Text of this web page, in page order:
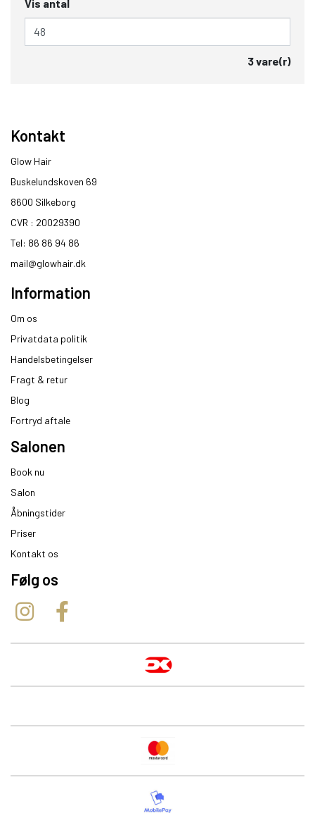
Vis antal
3 vare(r)
Kontakt
Glow Hair
Buskelundskoven 69
8600 Silkeborg​
CVR : 20029390​
Tel: 86 86 94 86
mail@glowhair.dk
Information
Om os
Privatdata politik
Handelsbetingelser
Fragt & retur
Blog
Fortryd aftale
Salonen
Book nu
Salon
Åbningstider
Priser
Kontakt os
Følg os